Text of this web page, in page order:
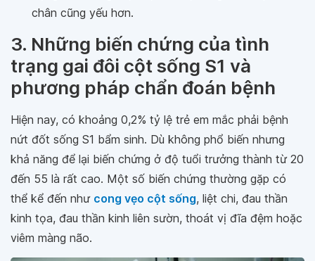
chân cũng yếu hơn.
3. Những biến chứng của tình
trạng gai đôi cột sống S1 và
phương pháp chẩn đoán bệnh
Hiện nay, có khoảng 0,2% tỷ lệ trẻ em mắc phải bệnh
nứt đốt sống S1 bẩm sinh. Dù không phổ biến nhưng
khả năng để lại biến chứng ở độ tuổi trưởng thành từ 20
đến 55 là rất cao. Một số biến chứng thường gặp có
thể kể đến như cong vẹo cột sống, liệt chi, đau thần
kinh tọa, đau thần kinh liên sườn, thoát vị đĩa đệm hoặc
viêm màng não.